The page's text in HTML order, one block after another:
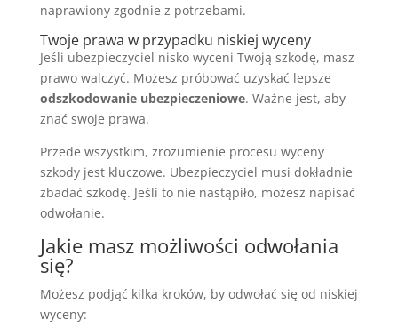
naprawiony zgodnie z potrzebami.
Twoje prawa w przypadku niskiej wyceny
Jeśli ubezpieczyciel nisko wyceni Twoją szkodę, masz
prawo walczyć. Możesz próbować uzyskać lepsze
odszkodowanie ubezpieczeniowe. Ważne jest, aby
znać swoje prawa.
Przede wszystkim, zrozumienie procesu wyceny
szkody jest kluczowe. Ubezpieczyciel musi dokładnie
zbadać szkodę. Jeśli to nie nastąpiło, możesz napisać
odwołanie.
Jakie masz możliwości odwołania
się?
Możesz podjąć kilka kroków, by odwołać się od niskiej
wyceny: